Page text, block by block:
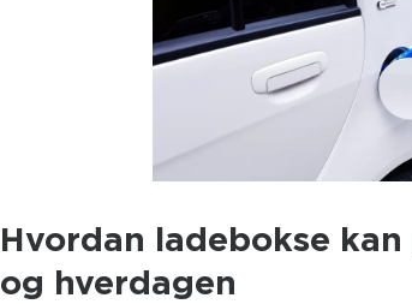
Hvordan ladebokse
og hverdagen